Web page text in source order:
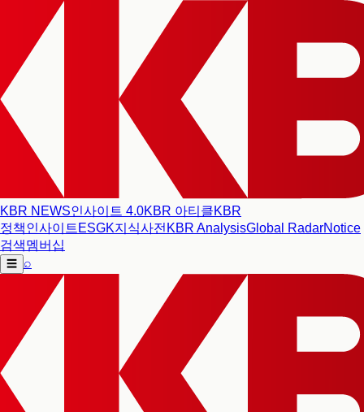
KBR NEWS인사이트 4.0KBR 아티클KBR
정책인사이트 ESGK지식사전 KBR AnalysisGlobal RadarNotice
검색멤버십
☰ ⌕